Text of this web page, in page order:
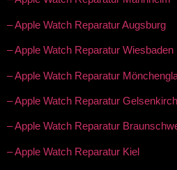
– Apple Watch Reparatur Augsburg
– Apple Watch Reparatur Wiesbaden
– Apple Watch Reparatur
– Apple Watch Reparatur
– Apple Watch Reparatur
– Apple Watch Reparatur Kiel